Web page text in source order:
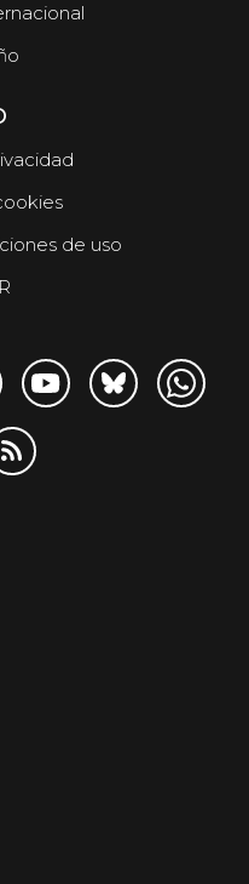
de uso